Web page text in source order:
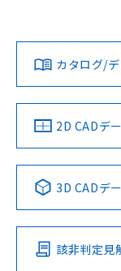
ダウンロードデー
みください。
ソフトウェアの使用
対応済み
中国 RoHS 注
Pb
LR型式承認
（イギリス
船舶規格）
No
その他の
カタログ/
2D CADデ
3D CADデ
該非判定見